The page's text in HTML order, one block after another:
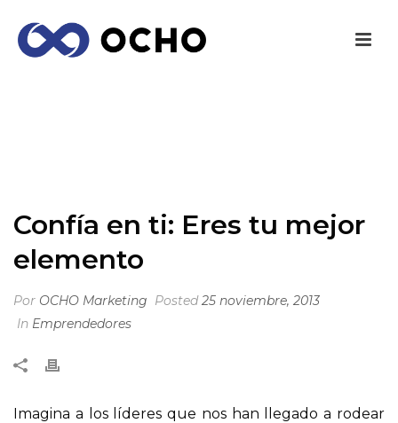
Confía en ti: Eres tu mejor
elemento
Por OCHO Marketing Posted25 noviembre, 2013
In Emprendedores
Imagina a los líderes que nos han llegado a rodear